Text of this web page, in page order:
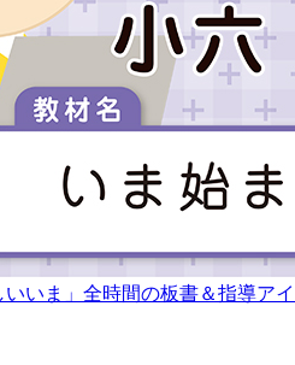
いま」全時間の板書＆指導アイ